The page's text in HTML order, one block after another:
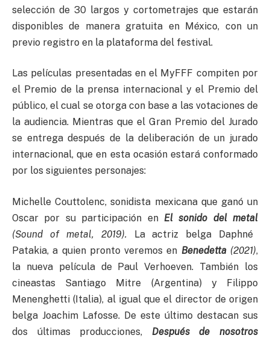
selección de 30 largos y cortometrajes que estarán
disponibles de manera gratuita en México, con un
previo registro en la plataforma del festival.
Las películas presentadas en el MyFFF compiten por
el Premio de la prensa internacional y el Premio del
público, el cual se otorga con base a las votaciones de
la audiencia. Mientras que el Gran Premio del Jurado
se entrega después de la deliberación de un jurado
internacional, que en esta ocasión estará conformado
por los siguientes personajes:
Michelle Couttolenc, sonidista mexicana que ganó un
Oscar por su participación en El sonido del metal
(Sound of metal, 2019). La actriz belga Daphné
Patakia, a quien pronto veremos en Benedetta(2021),
la nueva película de Paul Verhoeven. También los
cineastas Santiago Mitre (Argentina) y Filippo
Menenghetti (Italia), al igual que el director de origen
belga Joachim Lafosse. De este último destacan sus
dos últimas producciones, Después de nosotros